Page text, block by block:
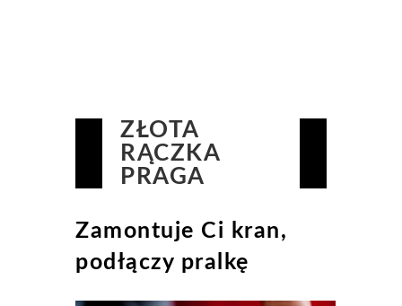
ZŁOTA
RĄCZKA
PRAGA
Zamontuje Ci kran,
podłączy pralkę